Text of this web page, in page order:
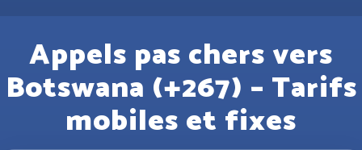
Appels pas chers vers
Botswana (+267) – Tarifs
mobiles et fixes